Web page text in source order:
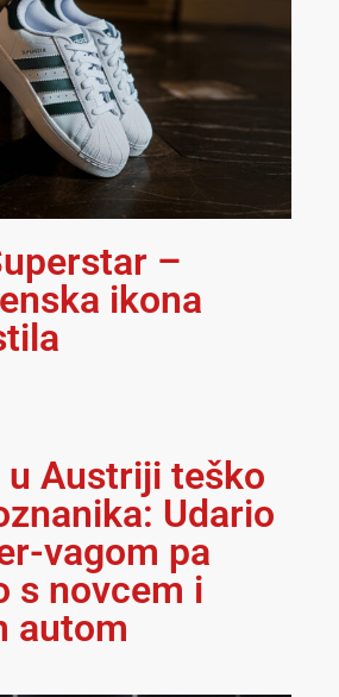
–
ikona
u Austriji teško
Udario
vagom pa
s novcem i
autom